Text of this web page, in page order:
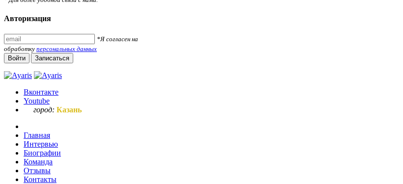
Авторизация
*Я согласен на
обработку персональных данных
Войти
Записаться
Вконтакте
Youtube
город: Казань
Главная
Интервью
Биографии
Команда
Отзывы
Контакты